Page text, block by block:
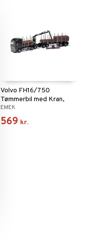
Volvo FH16/750
Tømmerbil med Kran,
Sort
EMEK
569 kr.